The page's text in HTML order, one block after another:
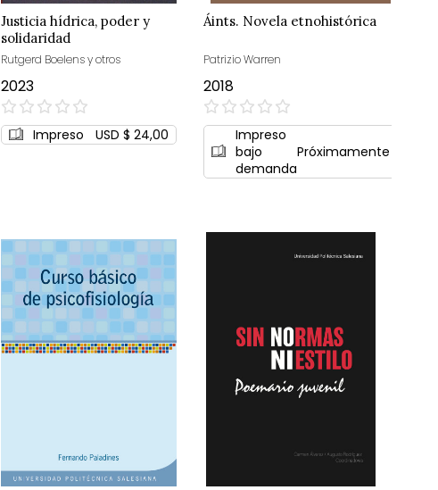
Justicia hídrica, poder y
solidaridad
Rutgerd Boelens y otros
2023
0%
Impreso USD $ 24,00
Áints. Novela etnohistórica
Patrizio Warren
2018
0%
Impreso
bajo
demanda
Próximamente